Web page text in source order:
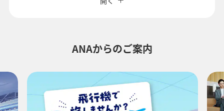
往路出発日および時間帯
-
往復で異なるクラスで検索
ANAからのご案内